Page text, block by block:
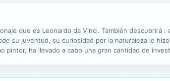
que es Leonardo da Vinci. También descubrirá
su juventud, su curiosidad por la naturaleza le
ha llevado a cabo una gran cantidad de